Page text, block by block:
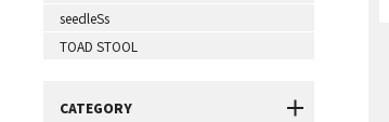
seedleSs
TOAD STOOL
CATEGORY